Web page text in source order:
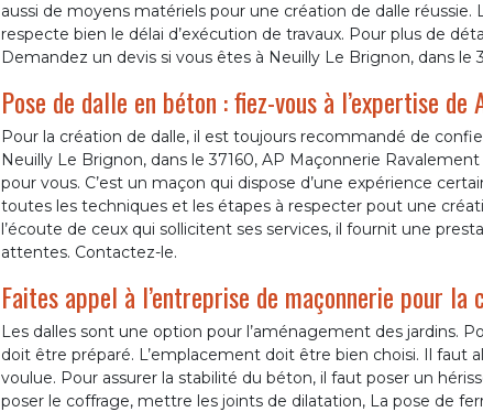
aussi de moyens matériels pour une création de dalle réussie.
respecte bien le délai d’exécution de travaux. Pour plus de
Demandez un devis si vous êtes à Neuilly Le Brignon, dans le
Pose de dalle en béton : fiez-vous à l’expertise
Pour la création de dalle, il est toujours recommandé de
Neuilly Le Brignon, dans le 37160, AP Maçonnerie
pour vous. C’est un maçon qui dispose d’une expérience
toutes les techniques et les étapes à respecter pout une
l’écoute de ceux qui sollicitent ses services, il fournit une
attentes. Contactez-le.
Faites appel à l’entreprise de maçonnerie pour la
Les dalles sont une option pour l’aménagement des jardins.
doit être préparé. L’emplacement doit être bien choisi. Il faut
voulue. Pour assurer la stabilité du béton, il faut poser un
poser le coffrage, mettre les joints de dilatation, La pose de